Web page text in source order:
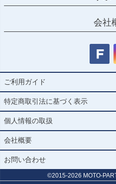
会社
ご利用ガイド
特定商取引法に基づく表示
個人情報の取扱
会社概要
お問い合わせ
©2015-2026 MOTO-